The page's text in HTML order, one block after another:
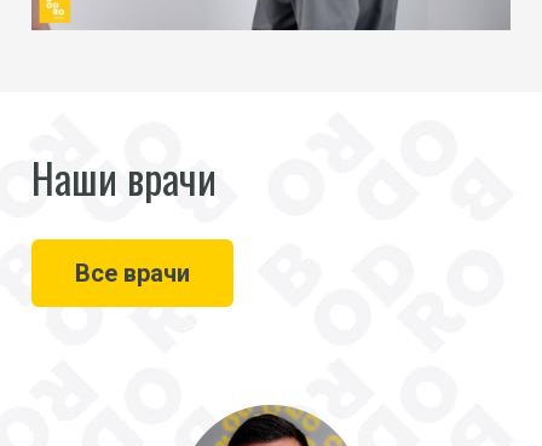
Наши врачи
Все врачи